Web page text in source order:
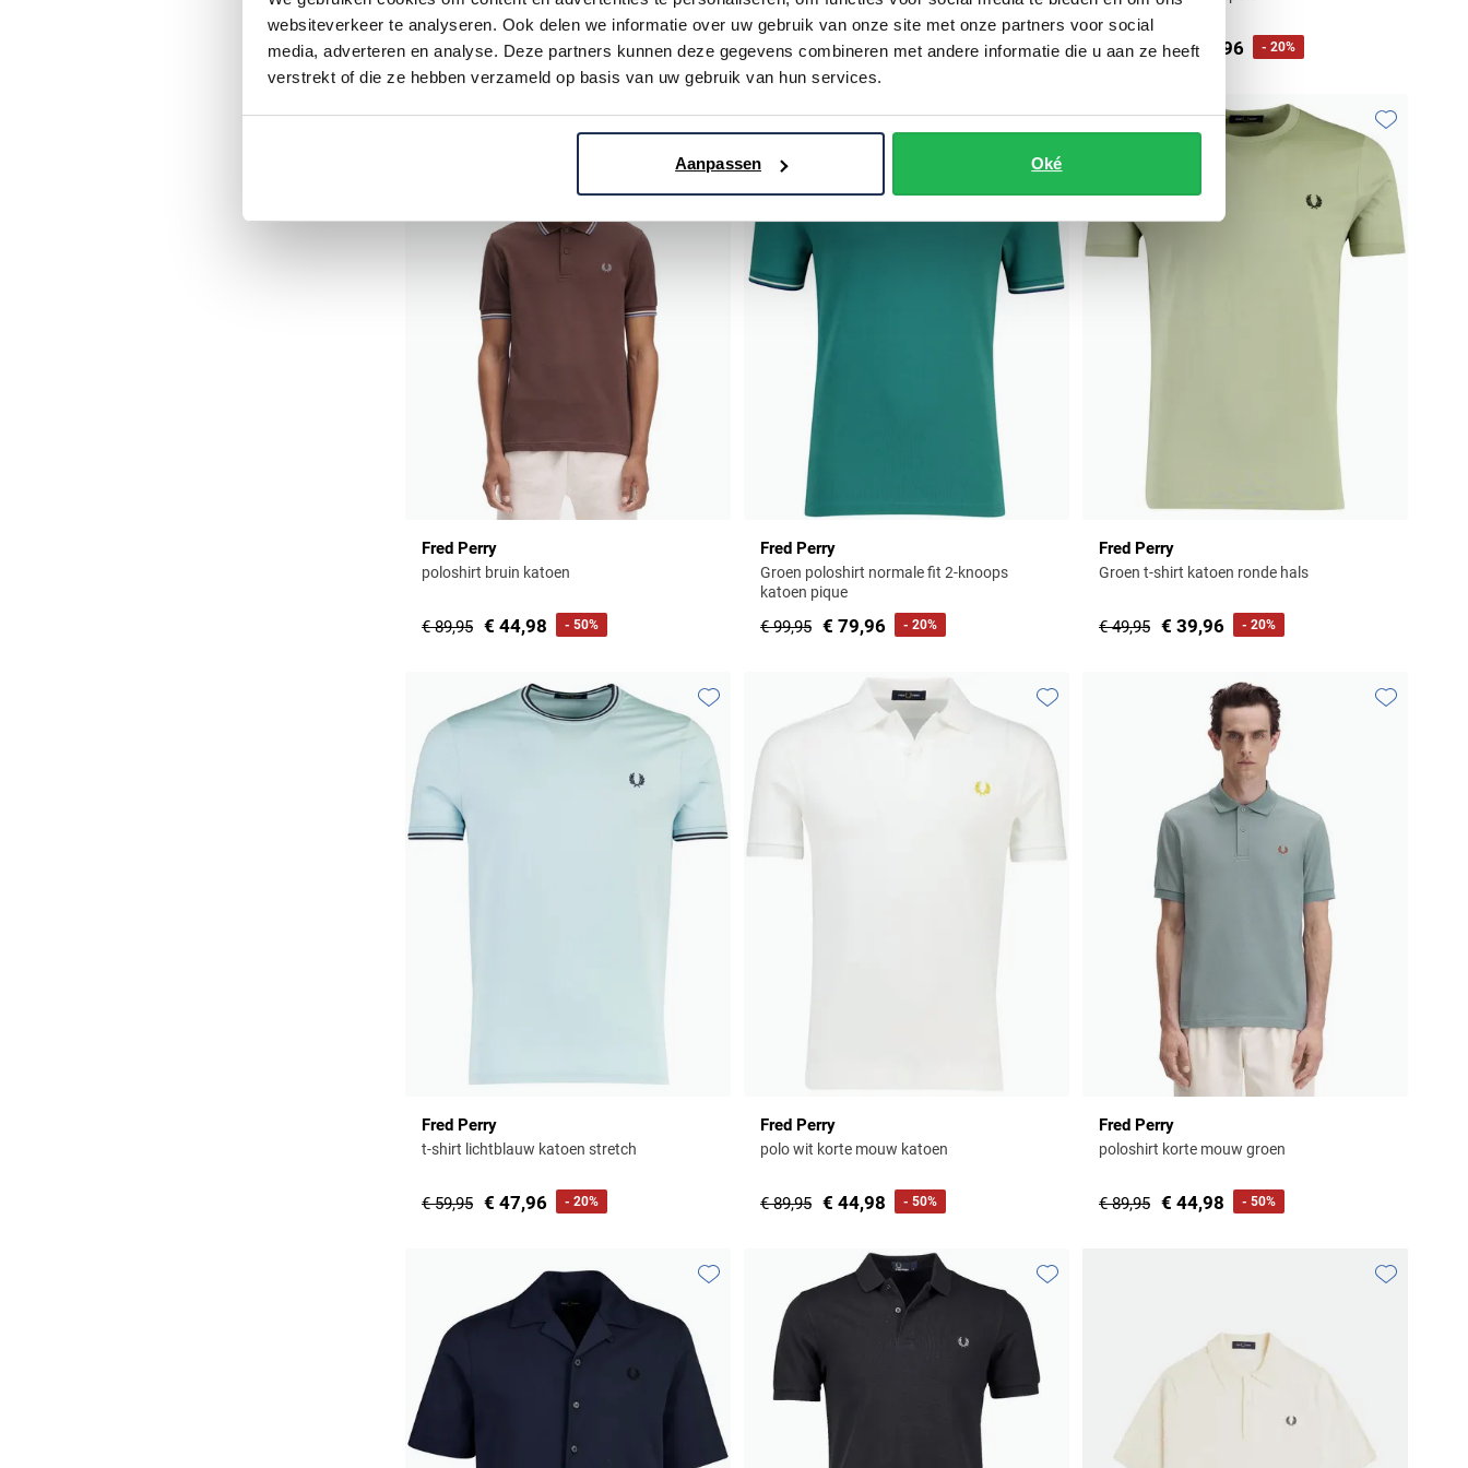
websiteverkeer te analyseren. Ook delen we informatie over uw gebruik van onze site met onze partners voor social
media, adverteren en analyse. Deze partners kunnen deze gegevens combineren met andere informatie die u aan ze heeft
verstrekt of die ze hebben verzameld op basis van uw gebruik van hun services.
Aanpassen Oké
€ 49,95 € 39,96 - 20% € 99,95 € 79,96 - 20% € 129,95 € 103,96 - 20%
Fred Perry
poloshirt bruin katoen
€ 89,95 € 44,98 - 50%
Fred Perry
Groen poloshirt normale fit 2-knoops
katoen pique
€ 99,95 € 79,96 - 20%
Fred Perry
Groen t-shirt katoen ronde hals
€ 49,95 € 39,96 - 20%
Toevoegen
Fred Perry
t-shirt lichtblauw katoen stretch
€ 59,95 € 47,96 - 20%
Toevoegen aan favorieten
Fred Perry
polo wit korte mouw katoen
€ 89,95 € 44,98 - 50%
Toevoegen aan favorieten
Fred Perry
poloshirt korte mouw groen
€ 89,95 € 44,98 - 50%
Toevoegen aan favorieten